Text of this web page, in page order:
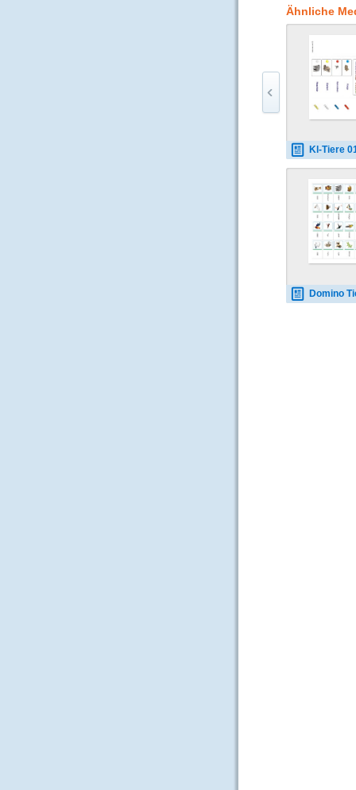
Ähnliche
Kl-Tiere
Domino